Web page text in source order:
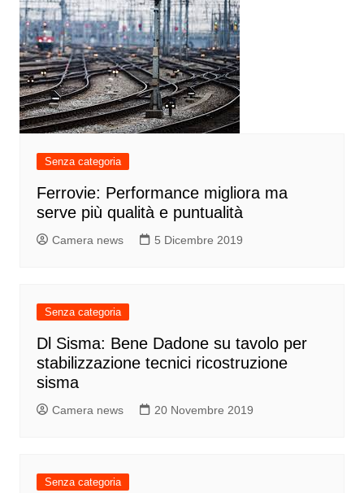
Senza categoria
Ferrovie: Performance migliora ma
serve più qualità e puntualità
Camera news 5 Dicembre 2019
Senza categoria
Dl Sisma: Bene Dadone su tavolo per
stabilizzazione tecnici ricostruzione
sisma
Camera news 20 Novembre 2019
Senza categoria